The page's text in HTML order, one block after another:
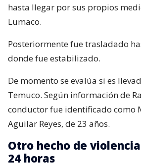
hasta llegar por sus propios
Lumaco.
Posteriormente fue trasladado
donde fue estabilizado.
De momento se evalúa si es
Temuco. Según información de
conductor fue identificado como
Aguilar Reyes, de 23 años.
Otro hecho de
24 horas